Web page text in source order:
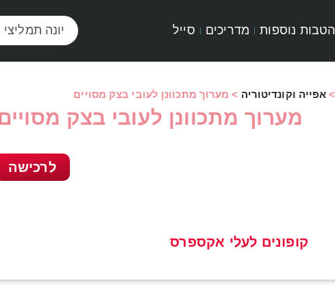
הטבות נוספות מדריכים סייל
> אפייה וקונדיטוריה > מערוך מתכוונן לעובי בצק מסויים
מערוך מתכוונן לעובי בצק
לרכישה
קופונים לעלי אקספרס